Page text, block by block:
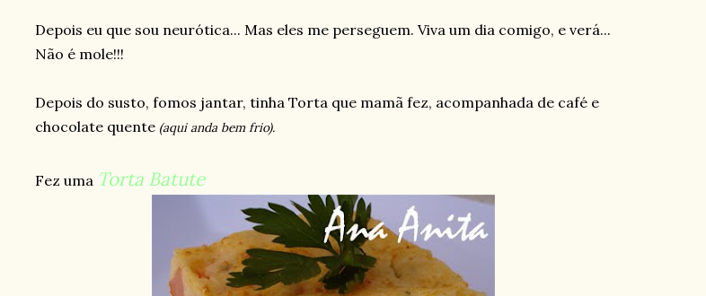
Depois eu que sou neurótica... Mas eles me perseguem. Viva um dia comigo, e verá...
Não é mole!!!
Depois do susto, fomos jantar, tinha Torta que mamã fez, acompanhada de café e
chocolate quente (aqui anda bem frio).
Fez uma Torta Batute